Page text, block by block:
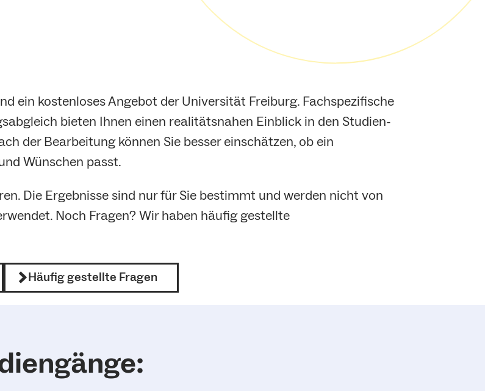
ein kostenloses Angebot der Universität Freiburg. Fachspezifische
bieten Ihnen einen realitätsnahen Einblick in den Studien-
der Bearbeitung können Sie besser einschätzen, ob ein
Wünschen passt.
Die Ergebnisse sind nur für Sie bestimmt und werden nicht von
Noch Fragen? Wir haben häufig gestellte
Häufig gestellte Fragen